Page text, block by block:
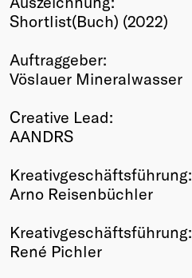
Winners
Past
Annual
Shortlist(Buch) (2022)
Auftraggeber:
Vöslauer Mineralwasser
Creative Lead:
AANDRS
Kreativgeschäftsführung:
Arno Reisenbüchler
Kreativgeschäftsführung:
René Pichler